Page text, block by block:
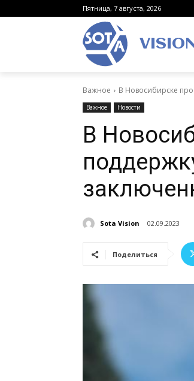
Пятница, 7 августа, 2026
Важное В Новосибирске
Важное Новости
В
Sota Vision 02.09.2023
Поделиться